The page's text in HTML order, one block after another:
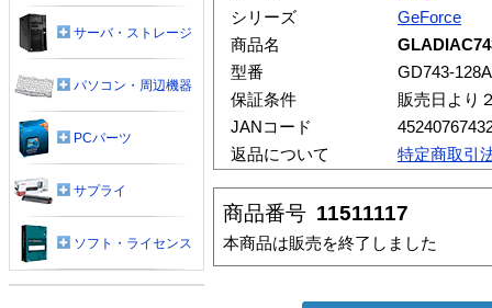
シリーズ
GeForce
商品名
型番
GD743-
保証条件
販売日より
JANコード
返品について
特定商取引
商品番号 11511117
本商品は販売を終了しました
サーバ・ストレージ
パソコン・周辺機器
PCパーツ
サプライ
ソフト・ライセンス